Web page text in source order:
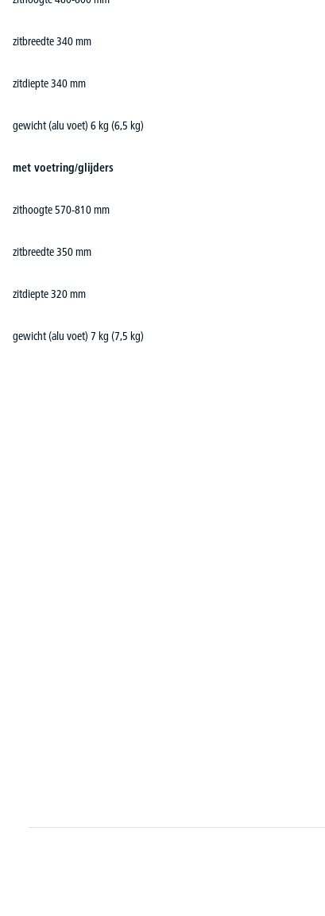
zitbreedte 340 mm
zitdiepte 340 mm
gewicht (alu voet) 6 kg (6,5 kg)
met voetring/glijders
zithoogte 570-810 mm
zitbreedte 350 mm
zitdiepte 320 mm
gewicht (alu voet) 7 kg (7,5 kg)